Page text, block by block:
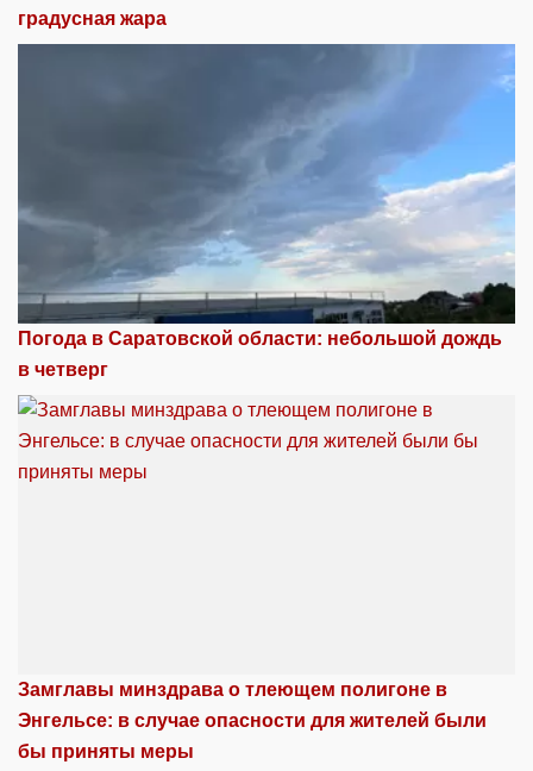
градусная жара
Погода в Саратовской области: небольшой дождь
в четверг
Замглавы минздрава о тлеющем полигоне в
Энгельсе: в случае опасности для жителей были
бы приняты меры